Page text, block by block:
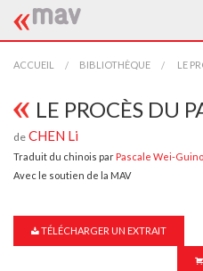
ACCUEIL
BIBLIOTHÈQUE
TRADUCTEURS
AIDE À LA TRADUCTION
ACCUEIL BIBLIOTHÈQUE LE
LE PROCÈS DU
de CHEN Li
Traduit du chinois par Pascale Wei-
Avec le soutien de la MAV
TÉLÉCHARGER UN EXTRAIT